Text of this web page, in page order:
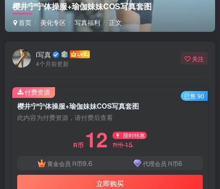
樱井宁宁体操服+瑜伽妹妹COS写真套图
首页 美化专区 写真福利 正文
i写真
4个月前更新
关注
樱井宁宁体操服+瑜伽妹妹COS写真套图
此内容为付费资源，请付费后查看
R币 12 限时特惠
R币15
黄金会员 R币9.6 代理会员 R币6
立即购买
付费资源 已售 90